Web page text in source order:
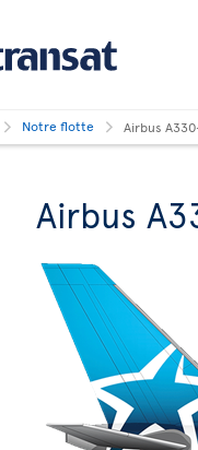
Notre flotte Airbus
Airbus